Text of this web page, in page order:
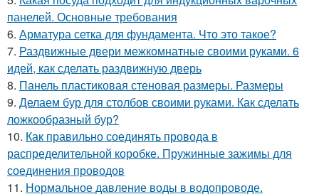
панелей. Основные требования
6. Арматура сетка для фундамента. Что это такое?
7. Раздвижные двери межкомнатные своими руками. 6
идей, как сделать раздвижную дверь
8. Панель пластиковая стеновая размеры. Размеры
9. Делаем бур для столбов своими руками. Как сделать
ложкообразный бур?
10. Как правильно соединять провода в
распределительной коробке. Пружинные зажимы для
соединения проводов
11. Нормальное давление воды в водопроводе.